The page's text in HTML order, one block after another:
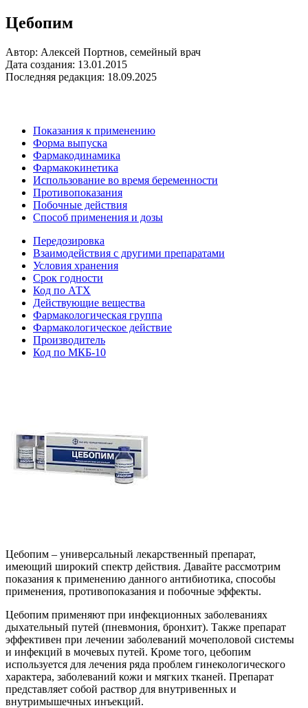
Цебопим
Автор: Алексей Портнов, семейный врач
Дата создания: 13.01.2015
Последняя редакция: 18.09.2025
Показания к применению
Форма выпуска
Фармакодинамика
Фармакокинетика
Использование во время беременности
Противопоказания
Побочные действия
Способ применения и дозы
Передозировка
Взаимодействия с другими препаратами
Условия хранения
Срок годности
Код по АТХ
Действующие вещества
Фармакологическая группа
Фармакологическое действие
Производитель
Код по МКБ-10
Цебопим – универсальный лекарственный препарат,
имеющий широкий спектр действия. Давайте рассмотрим
показания к применению данного антибиотика, способы
применения, противопоказания и побочные эффекты.
Цебопим применяют при инфекционных заболеваниях
дыхательный путей (пневмония, бронхит). Также препарат
эффективен при лечении заболеваний мочеполовой системы
и инфекций в мочевых путей. Кроме того, цебопим
используется для лечения ряда проблем гинекологического
характера, заболеваний кожи и мягких тканей. Препарат
представляет собой раствор для внутривенных и
внутримышечных инъекций.